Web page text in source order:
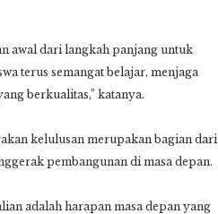
awal dari langkah panjang untuk
terus semangat belajar, menjaga
berkualitas,” katanya.
kelulusan merupakan bagian dari
pembangunan di masa depan.
adalah harapan masa depan yang